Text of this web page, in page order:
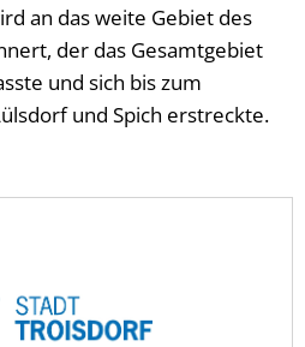
an das weite Gebiet des
der das Gesamtgebiet
und sich bis zum
und Spich erstreckte.